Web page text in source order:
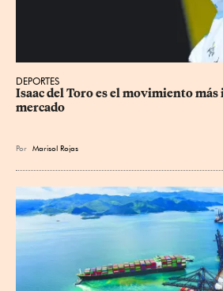
DEPORTES
Isaac del Toro es el movimiento
mercado
Por Marisol Rojas